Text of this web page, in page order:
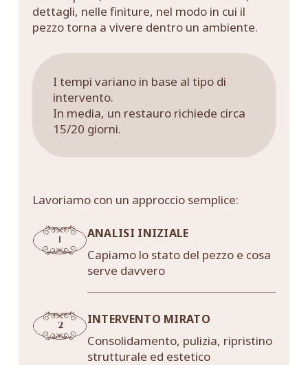
dettagli, nelle finiture, nel modo in cui il
pezzo torna a vivere dentro un ambiente.
I tempi variano in base al tipo di
intervento.
In media, un restauro richiede circa
15/20 giorni.
Lavoriamo con un approccio semplice:
ANALISI INIZIALE
Capiamo lo stato del pezzo e cosa
serve davvero
INTERVENTO MIRATO
Consolidamento, pulizia, ripristino
strutturale ed estetico